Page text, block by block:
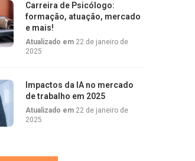
Carreira de Psicólogo:
formação, atuação, mercado
e mais!
Atualizado em 22 de janeiro de
2025
Impactos da IA no mercado
de trabalho em 2025
Atualizado em 22 de janeiro de
2025